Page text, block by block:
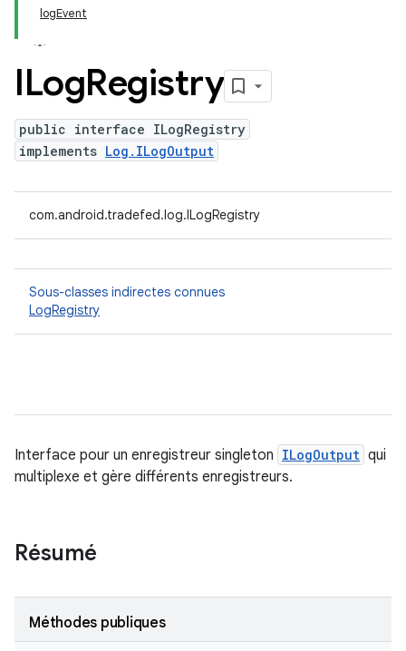
logEvent
ILogRegistry
public interface ILogRegistry
implements Log.ILogOutput
com.android.tradefed.log.ILogRegistry
Sous-classes indirectes connues
LogRegistry
Interface pour un enregistreur singleton ILogOutput qui
multiplexe et gère différents enregistreurs.
Résumé
Méthodes publiques